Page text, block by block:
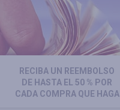
RECIBA UN REEMBOLSO
DE HASTA EL 50 % POR
CADA COMPRA QUE HAGA